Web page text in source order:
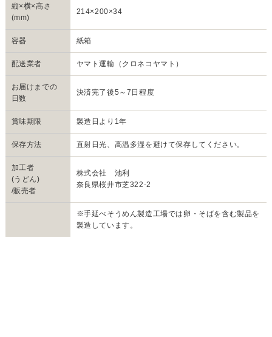
縦×横×高さ
(mm)
214×200×34
容器 紙箱
配送業者 ヤマト運輸（クロネコヤマト）
お届けまでの
日数
決済完了後5～7日程度
賞味期限 製造日より1年
保存方法 直射日光、高温多湿を避けて保存してください。
加工者
(うどん)
/販売者
株式会社 池利
奈良県桜井市芝322-2
※手延べそうめん製造工場では卵・そばを含む製品を
製造しています。